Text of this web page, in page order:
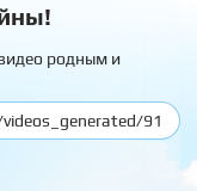
родным и